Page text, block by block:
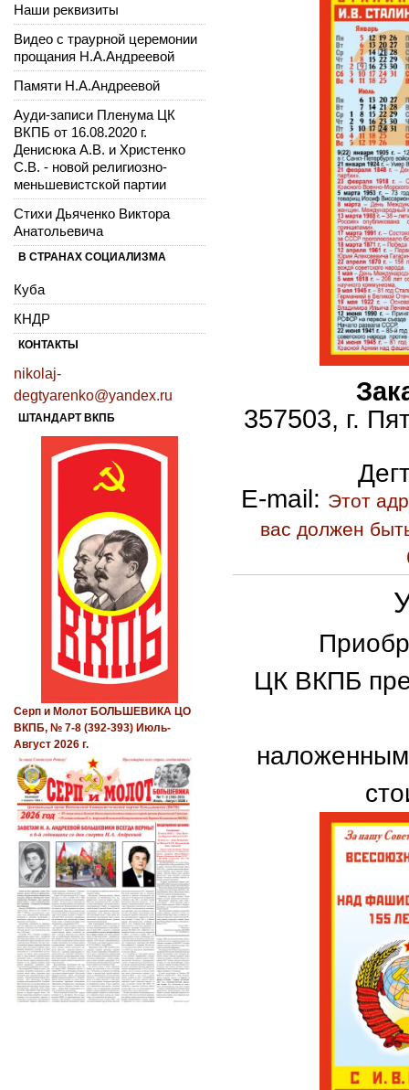
357503, г.
E-mail : Этот
вас должен
ЦК ВКПБ
Наши реквизиты
Видео с траурной церемонии
прощания Н.А.Андреевой
Памяти Н.А.Андреевой
Ауди-записи Пленума ЦК
ВКПБ от 16.08.2020 г.
Денисюка А.В. и Христенко
С.В. - новой религиозно-
меньшевистской партии
Стихи Дьяченко Виктора
Анатольевича
В СТРАНАХ СОЦИАЛИЗМА
Куба
КНДР
КОНТАКТЫ
nikolaj-
degtyarenko@yandex.ru
ШТАНДАРТ ВКПБ
Серп и Молот БОЛЬШЕВИКА ЦО
ВКПБ, № 7-8 (392-393) Июль-
Август 2026 г.